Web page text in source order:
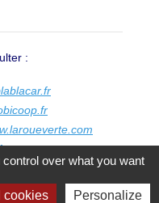
:
over what you want
cookies Personalize